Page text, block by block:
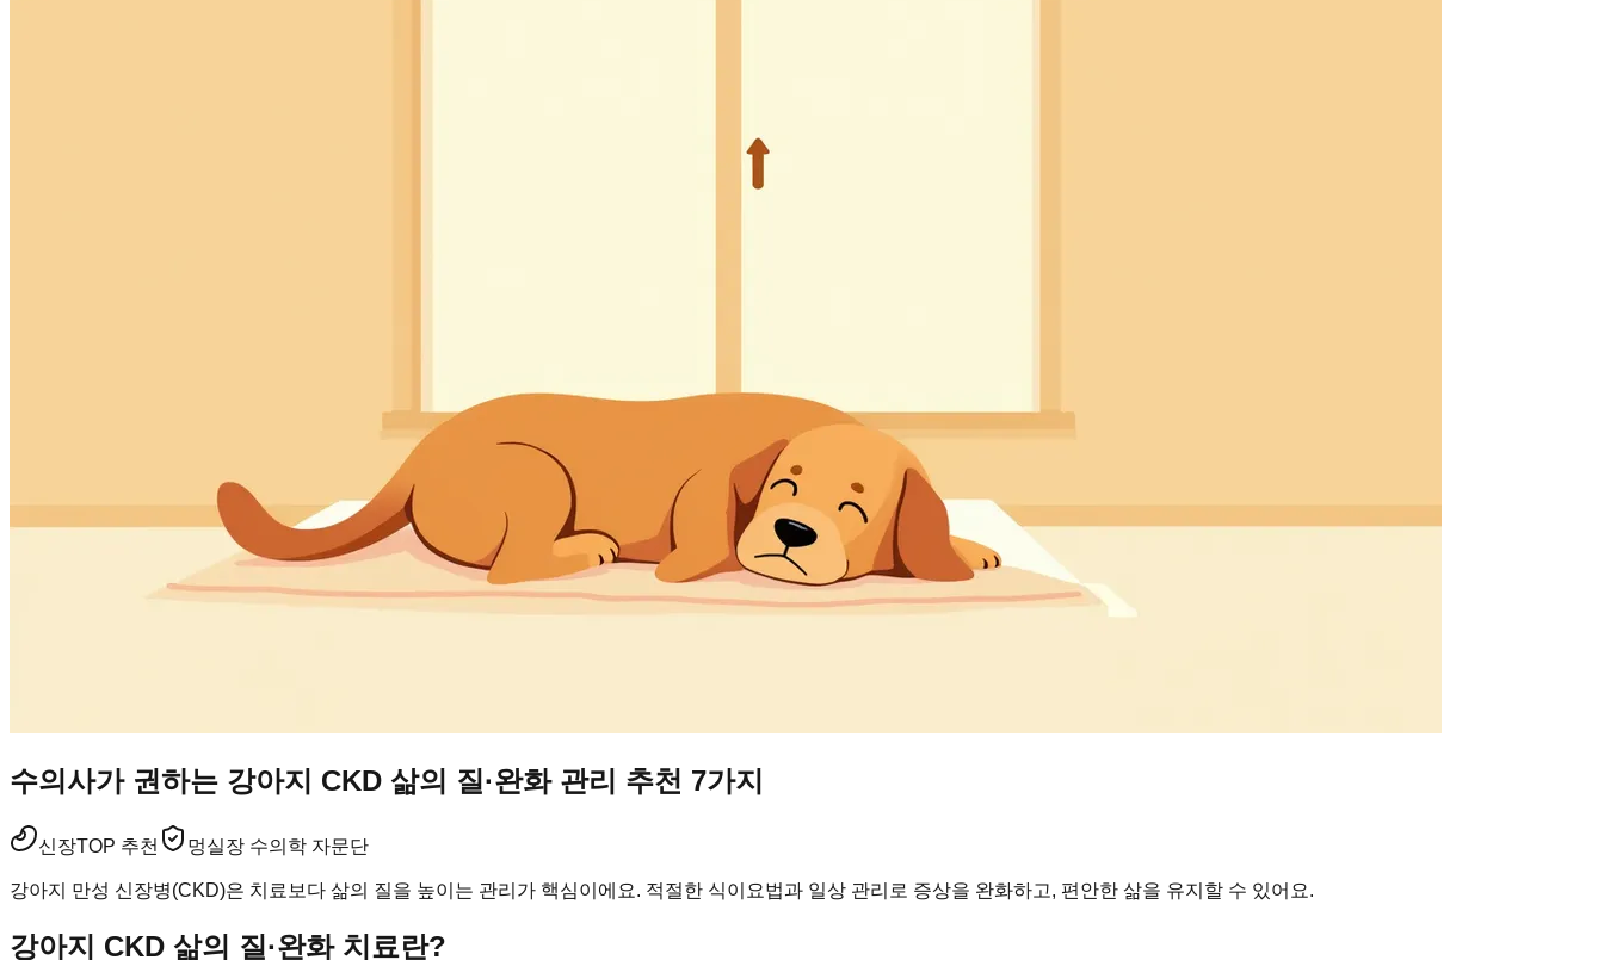
수의사가 권하는 강아지 CKD 삶의 질·완화 관리 추천 7가지
신장TOP 추천 멍실장 수의학 자문단
강아지 만성 신장병(CKD)은 치료보다 삶의 질을 높이는 관리가 핵심이에요. 적절한 식이요법과 일상 관리로 증상을 완화하고, 편안한 삶을 유지할 수 있어요.
강아지 CKD 삶의 질·완화 치료란?